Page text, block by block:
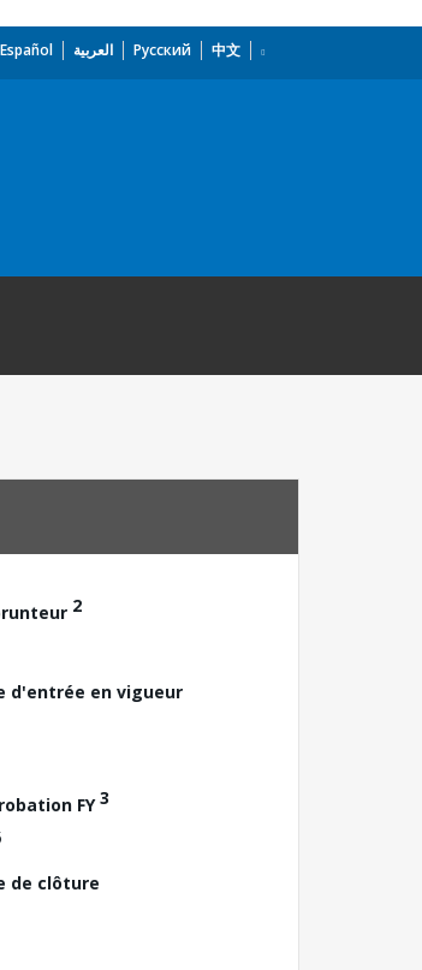
Español العربية Русский 中文
2
d'entrée en vigueur
FY3
de clôture